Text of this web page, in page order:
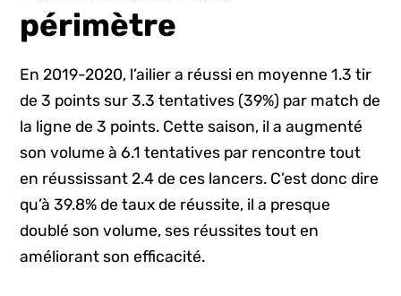
périmètre
En 2019-2020, l’ailier a réussi en moyenne 1.3 tir
de 3 points sur 3.3 tentatives (39%) par match de
la ligne de 3 points. Cette saison, il a augmenté
son volume à 6.1 tentatives par rencontre tout
en réussissant 2.4 de ces lancers. C’est donc dire
qu’à 39.8% de taux de réussite, il a presque
doublé son volume, ses réussites tout en
améliorant son efficacité.